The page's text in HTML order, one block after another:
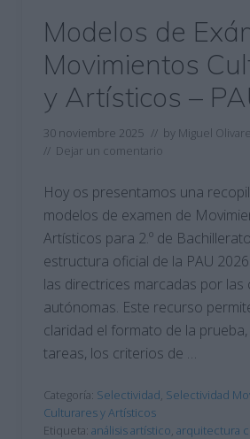
Modelos de
Movimientos
y Artísticos –
30 noviembre 2025 // by Miguel
// Dejar un comentario
Hoy os presentamos una
modelos de examen de
Artísticos para 2.º de
estructura oficial de la PAU
las directrices marcadas por las
autónomas. Este recurso
claridad el formato de la
tareas, los criterios de …
Categoría: Selectividad, Selectividad
Culturares y Artísticos
Etiqueta: análisis artístico, arquitectura